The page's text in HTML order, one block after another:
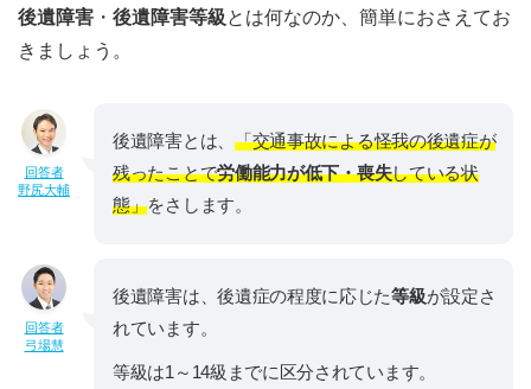
後遺障害 ・ 後遺障害等級とは何なのか、簡単におさえてお
きましょう。
回答者
野尻大輔
後遺障害とは、 「交通事故による怪我の後遺症が
残ったことで労働能力が低下・喪失している状
態」をさします。
回答者
弓場慧
後遺障害は、後遺症の程度に応じた等級が設定さ
れています。
等級は1～14級までに区分されています。